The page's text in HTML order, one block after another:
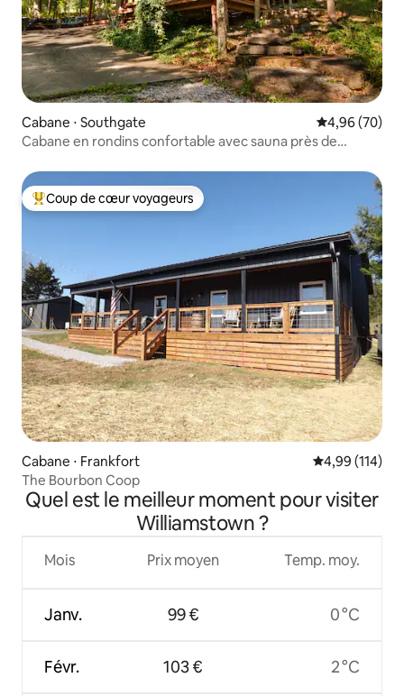
Cabane ⋅ Southgate Évaluation
4,96 (70)
Cabane en rondins confortable avec sauna près de
Coups de cœur voyageurs les plus appréciés
Coup de cœur voyageurs
Cabane ⋅ Frankfort Évaluation
4,99 (114)
The Bourbon Coop
Quel est le meilleur moment pour visiter
Williamstown ?
Mois
Janv.
Févr.
Prix moyen
99 €
103 €
Temp. moy.
0 °C
2 °C